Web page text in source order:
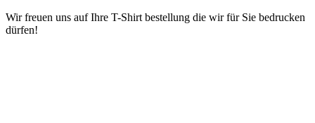
Wir freuen uns auf Ihre T-Shirt bestellung die wir für Sie bedrucken
dürfen!